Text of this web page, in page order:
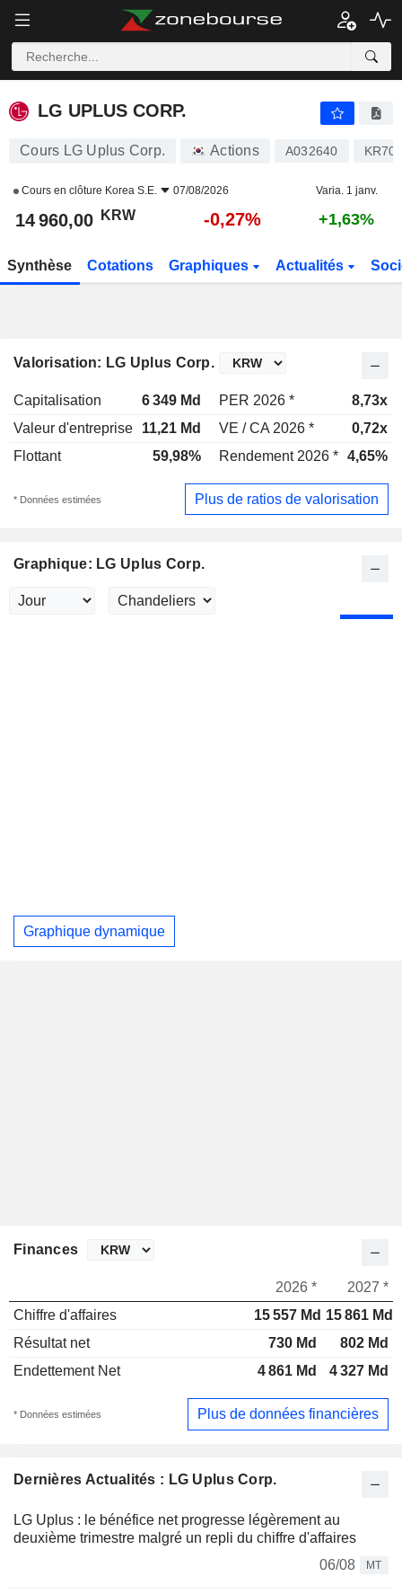
LG UPLUS CORP.
LG UPLUS CORP.
Cours LG Uplus Corp. Actions A032640
Cours en clôture Korea S.E. 07/08/2026 Varia. 1 janv.
14 960,00 KRW -0,27% +1,63%
Synthèse Cotations Graphiques Actualités
Valorisation: LG Uplus Corp.
Capitalisation 6 349 Md PER 2026 *
8,73x
Valeur d'entreprise
11,21 Md VE / CA 2026 *
0,72x
Flottant
59,98% Rendement 2026 * 4,65%
* Données estimées Plus de ratios de valorisation
Graphique: LG Uplus Corp.
Graphique dynamique
Dernières Actualités : LG Uplus Corp.
LG Uplus : le bénéfice net progresse légèrement au
deuxième trimestre malgré un repli du chiffre d'affaires
06/08
MT
Finances
2026 *
2027 *
Chiffre d'affaires
15 557 Md 15 861 Md
Résultat net
730 Md
802 Md
Endettement Net
4 861 Md 4 327 Md
* Données estimées Plus de données financières